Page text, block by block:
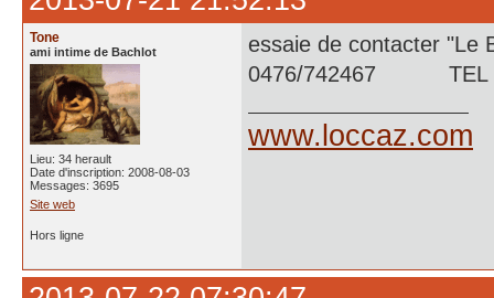
Tone
ami intime de Bachlot
Lieu: 34 herault
Date d'inscription: 2008-08-03
Messages: 3695
Site web
essaie de contacter "Le
0476/742467 TEL
www.loccaz.com
Hors ligne